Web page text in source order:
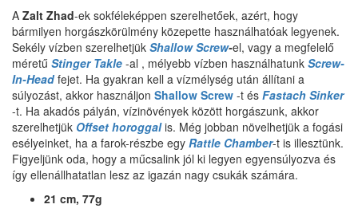
A Zalt Zhad-ek sokféleképpen szerelhetőek, azért, hogy
bármilyen horgászkörülmény közepette használhatóak legyenek.
Sekély vízben szerelhetjük Shallow Screw-el, vagy a megfelelő
méretű Stinger Takle -al , mélyebb vízben használhatunk Screw-
In-Headfejet. Ha gyakran kell a vízmélység után állítani a
súlyozást, akkor használjon Shallow Screw -t és Fastach Sinker
-t. Ha akadós pályán, vízinövények között horgászunk, akkor
szerelhetjük Offset horoggalis. Még jobban növelhetjük a fogási
esélyeinket, ha a farok-részbe egy Rattle Chamber-t is illesztünk.
Figyeljünk oda, hogy a műcsalink jól ki legyen egyensúlyozva és
így ellenállhatatlan lesz az igazán nagy csukák számára.
21 cm, 77g